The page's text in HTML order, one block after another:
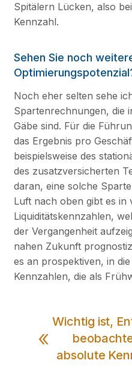
Spitälern Lücken, also
Kennzahl.
Sehen Sie noch
Noch eher selten sehe
Spartenrechnungen, die
Gäbe sind. Für die
das Ergebnis pro
beispielsweise des
des zusatzversicherten
daran, eine solche
Luft nach oben gibt es in
Liquiditätskennzahlen,
der Vergangenheit
nahen Zukunft
es an prospektiven, in
Kennzahlen, die als
Wichtig ist,
absolute